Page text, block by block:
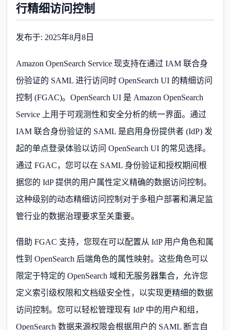
行精细访问控制
发布于: 2025年8月8日
Amazon OpenSearch Service 现支持在通过 IAM 联合身
份验证的 SAML 进行访问时 OpenSearch UI 的精细访问
控制 (FGAC)。OpenSearch UI 是 Amazon OpenSearch
Service 上用于可观测性和安全分析的统一界面。通过
IAM 联合身份验证的 SAML 是启用身份提供者 (IdP) 发
起的单点登录体验以访问 OpenSearch UI 的常见选择。
通过 FGAC，您可以在 SAML 身份验证和授权期间根
据您的 IdP 提供的用户属性定义精确的数据访问控制。
这种级别的动态精细访问控制对于多租户部署和满足监
管行业的数据治理要求至关重要。
借助 FGAC 支持，您现在可以配置从 IdP 用户角色和属
性到 OpenSearch 后端角色的属性映射。这些角色可以
限定于特定的 OpenSearch 域和无服务器集合，允许您
定义索引级权限和文档级安全性，以实现更精细的数据
访问控制。您可以轻松管理现有 IdP 中的用户和组，
OpenSearch 数据来源权限会根据用户的 SAML 断言自